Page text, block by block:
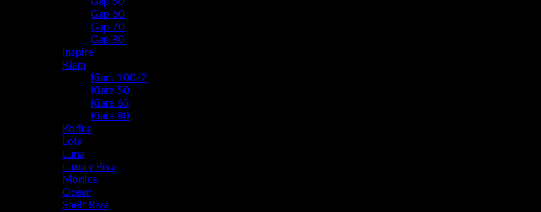
Gap 60
Gap 70
Gap 80
Inspire
Kiara
Kiara 100/2
Kiara 50
Kiara 65
Kiara 80
Korina
Lota
Luna
Luxury Riva
Monica
Ocean
Shelf Riva